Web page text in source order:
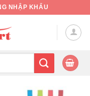
NHẬP KHẨU